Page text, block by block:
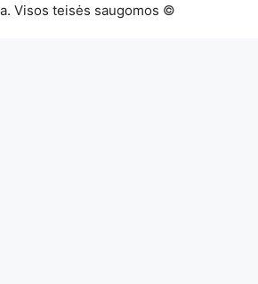
Visos teisės saugomos ©